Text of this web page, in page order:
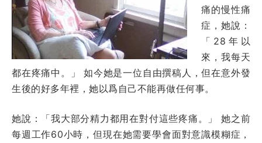
痛的慢性痛
症，她說：
「28年以
來，我每天
都在疼痛中。」 如今她是一位自由撰稿人，但在意外發
生後的好多年裡，她以爲自己不能再做任何事。
她說：「我大部分精力都用在對付這些疼痛。」 她之前
每週工作60小時，但現在她需要學會面對意識模糊症，